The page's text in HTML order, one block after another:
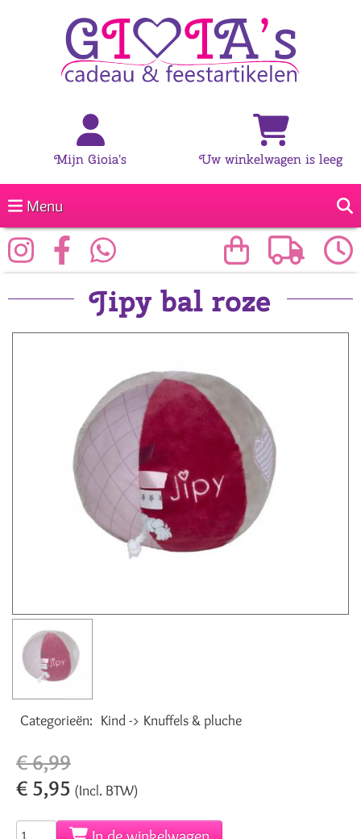
Mijn Gioia's Uw winkelwagen is leeg
Menu
Jipy bal roze
Categorieën: Kind -> Knuffels & pluche
€ 6,99
€ 5,95 (Incl. BTW)